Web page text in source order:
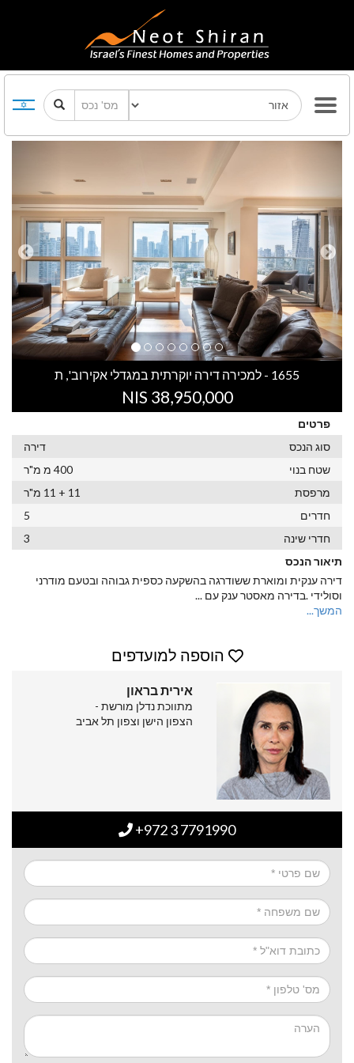
Previous Next
1655 - למכירה דירה יוקרתית במגדלי אקירוב', ת
38,950,000 NIS
פרטים
סוג הנכס
דירה
שטח בנוי
400 מ מ"ר
מרפסת
11 + 11 מ"ר
חדרים
5
חדרי שינה
3
תיאור הנכס
דירה ענקית ומוארת ששודרגה בהשקעה כספית גבוהה ובטעם מודרני
וסולידי .בדירה מאסטר ענק עם ...
המשך...
הוספה למועדפים
אירית בראון
מתווכת נדלן מורשת -
הצפון הישן וצפון תל אביב
+972 3 7791990